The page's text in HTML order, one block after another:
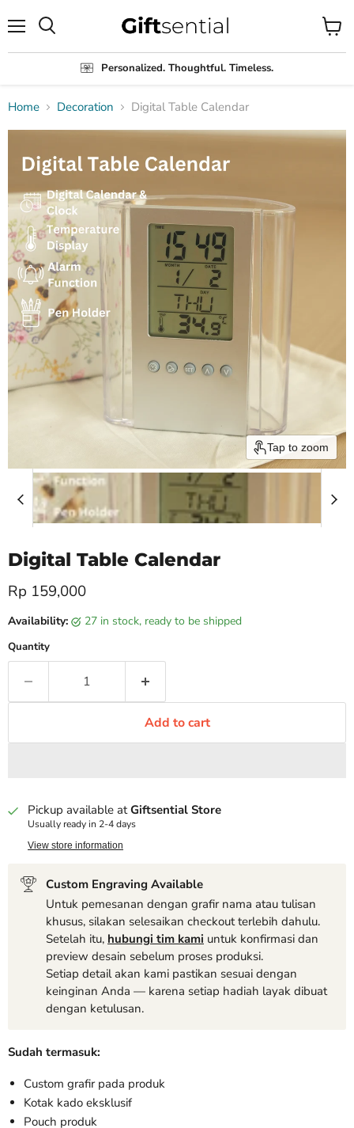
Personalized. Thoughtful. Timeless.
View
cart
Home Decoration Digital Table Calendar
Tap to zoom
Digital Table Calendar
Current price
Rp 159,000
Availability: 27 in stock, ready to be shipped
Quantity
Add to cart
Pickup available atGiftsential Store
Usually ready in 2-4 days
View store information
Custom Engraving Available
Untuk pemesanan dengan grafir nama atau tulisan
khusus, silakan selesaikan checkout terlebih dahulu.
Setelah itu, hubungi tim kami untuk konfirmasi dan
preview desain sebelum proses produksi.
Setiap detail akan kami pastikan sesuai dengan
keinginan Anda — karena setiap hadiah layak dibuat
dengan ketulusan.
Sudah termasuk:
Custom grafir pada produk
Kotak kado eksklusif
Pouch produk